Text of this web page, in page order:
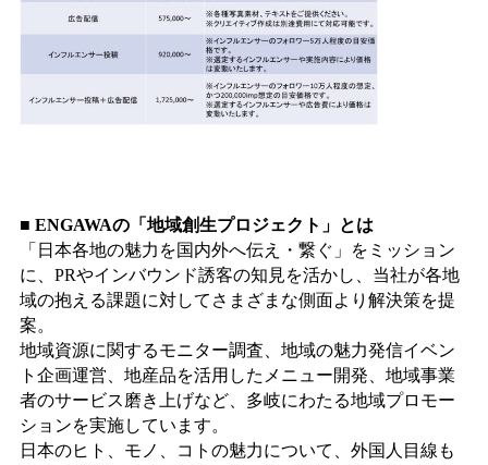
■ ENGAWAの「地域創生プロジェクト」とは
「日本各地の魅力を国内外へ伝え・繋ぐ」をミッション
に、PRやインバウンド誘客の知見を活かし、当社が各地
域の抱える課題に対してさまざまな側面より解決策を提
案。
地域資源に関するモニター調査、地域の魅力発信イベン
ト企画運営、地産品を活用したメニュー開発、地域事業
者のサービス磨き上げなど、多岐にわたる地域プロモー
ションを実施しています。
日本のヒト、モノ、コトの魅力について、外国人目線も